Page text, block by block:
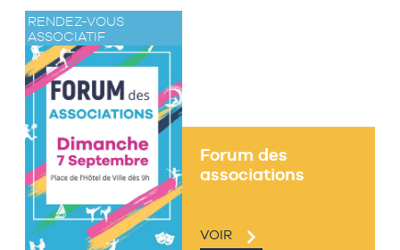
RENDEZ-VOUS
ASSOCIATIF
Forum des
associations
VOIR